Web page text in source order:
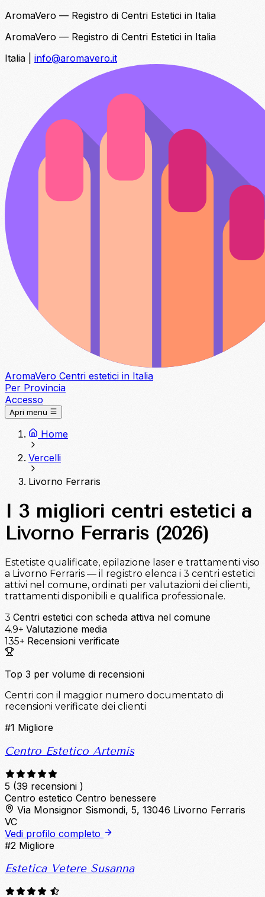
AromaVero — Registro di Centri Estetici in Italia
AromaVero — Registro di Centri Estetici in Italia
Italia
info@aromavero.it
AromaVero Centri estetici in Italia
Per Provincia
Accesso
Apri menu
Home
Vercelli
Livorno Ferraris
I 3 migliori centri estetici a
Livorno Ferraris (2026)
Estetiste qualificate, epilazione laser e trattamenti viso
a Livorno Ferraris — il registro elenca i 3 centri estetici
attivi nel comune, ordinati per valutazioni dei clienti,
trattamenti disponibili e qualifica professionale.
3 Centri estetici con scheda attiva nel comune
4.9+ Valutazione media
135+ Recensioni verificate
Top 3 per volume di recensioni
Centri con il maggior numero documentato di
recensioni verificate dei clienti
#1 Migliore
Centro Estetico Artemis
5 (39 recensioni )
Centro estetico Centro benessere
Via Monsignor Sismondi, 5, 13046 Livorno Ferraris
VC
Vedi profilo completo
#2 Migliore
Estetica Vetere Susanna